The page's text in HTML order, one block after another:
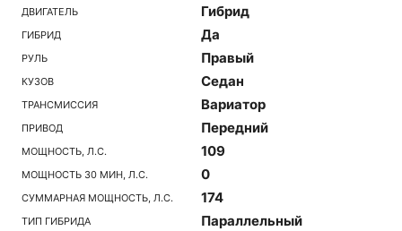
ДВИГАТЕЛЬ Гибрид
ГИБРИД Да
РУЛЬ Правый
КУЗОВ Седан
ТРАНСМИССИЯ Вариатор
ПРИВОД Передний
МОЩНОСТЬ, Л.С. 109
МОЩНОСТЬ 30 МИН, Л.С. 0
СУММАРНАЯ МОЩНОСТЬ, Л.С. 174
ТИП ГИБРИДА Параллельный